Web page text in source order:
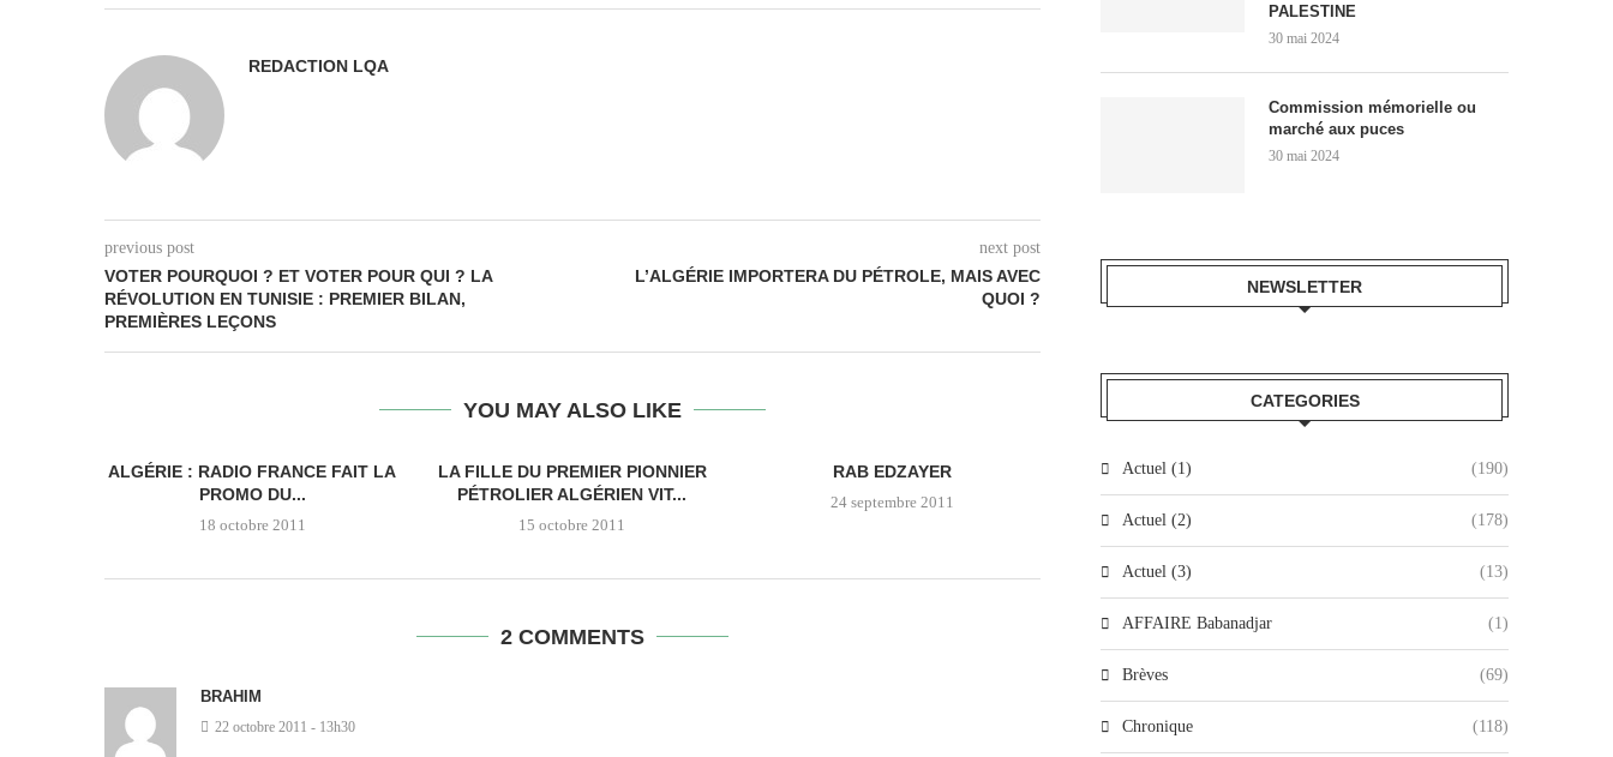
REDACTION LQA
previous post
VOTER POURQUOI ? ET VOTER POUR QUI ? LA
RÉVOLUTION EN TUNISIE : PREMIER BILAN,
PREMIÈRES LEÇONS
next post
L’ALGÉRIE IMPORTERA DU PÉTROLE, MAIS AVEC
QUOI ?
YOU MAY ALSO LIKE
ALGÉRIE : RADIO FRANCE FAIT LA
PROMO DU...
18 octobre 2011
LA FILLE DU PREMIER PIONNIER
PÉTROLIER ALGÉRIEN VIT...
15 octobre 2011
RAB EDZAYER
24 septembre 2011
2 COMMENTS
BRAHIM
22 octobre 2011 - 13h30
PALESTINE
30 mai 2024
Commission mémorielle ou
marché aux puces
30 mai 2024
NEWSLETTER
CATEGORIES
Actuel (1) (190)
Actuel (2) (178)
Actuel (3) (13)
AFFAIRE Babanadjar (1)
Brèves (69)
Chronique (118)